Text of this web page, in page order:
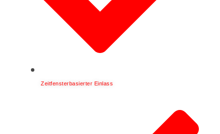
Zeitfensterbasierter Einlass